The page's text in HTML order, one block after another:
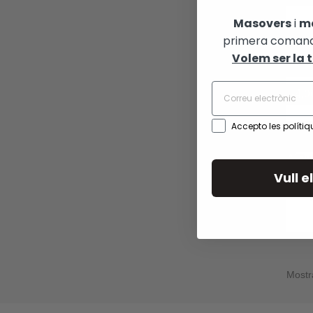
-
Masoversi
primera
Volem ser la
Accepto les
Vull